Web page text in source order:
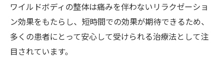
ワイルドボディの整体は痛みを伴わないリラクゼーショ
ン効果をもたらし、短時間での効果が期待できるため、
多くの患者にとって安心して受けられる治療法として注
目されています。